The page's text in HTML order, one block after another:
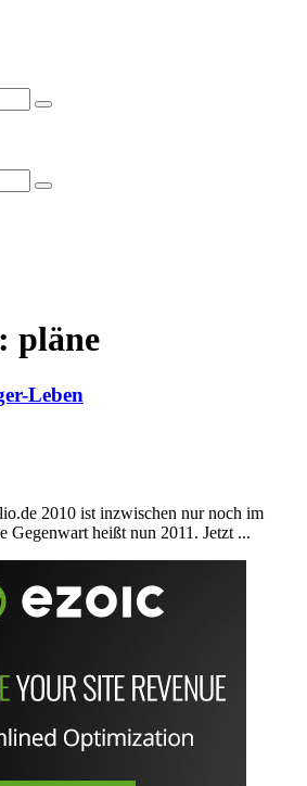
pläne
Leben
2010 ist inzwischen nur noch im
Gegenwart heißt nun 2011. Jetzt ...